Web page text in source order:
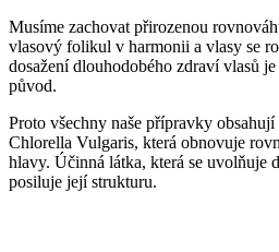
Musíme zachovat přirozenou
vlasový folikul v harmonii a vlasy se
dosažení dlouhodobého zdraví vlasů
původ.
Proto všechny naše přípravky
Chlorella Vulgaris, která obnovuje
hlavy. Účinná látka, která se uvolňuje
posiluje její strukturu.